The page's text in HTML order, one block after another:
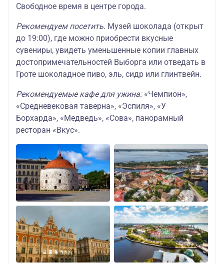
Свободное время в центре города.
Рекомендуем посетить. Музей шоколада (открыт
до 19:00), где можно приобрести вкусные
сувениры, увидеть уменьшенные копии главных
достопримечательностей Выборга или отведать в
Гроте шоколадное пиво, эль, сидр или глинтвейн.
Рекомендуемые кафе для ужина: «Чемпион»,
«Средневековая таверна», «Эспиля», «У
Борхарда», «Медведь», «Сова», панорамный
ресторан «Вкус».